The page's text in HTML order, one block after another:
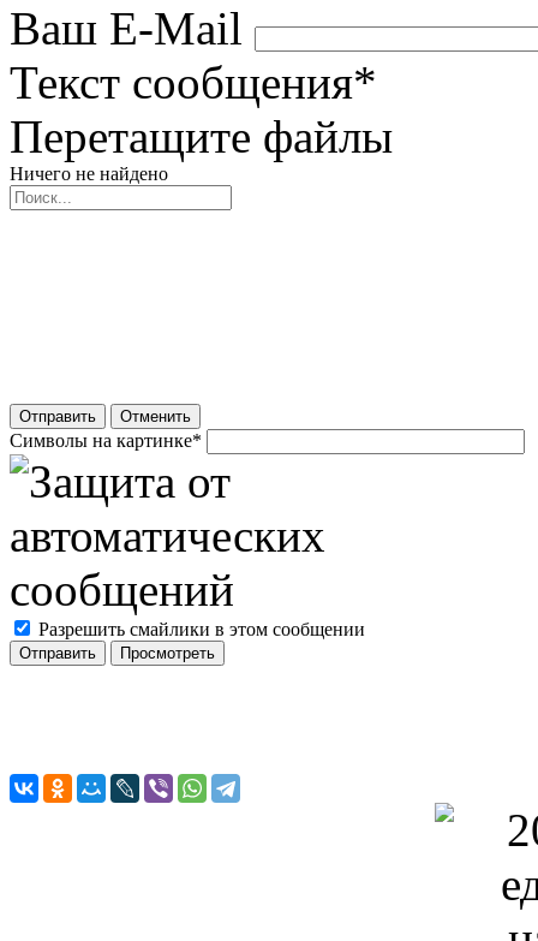
Ваш E-Mail
Текст сообщения*
Перетащите файлы
Ничего не найдено
Отправить Отменить
Символы на картинке*
Разрешить смайлики в этом сообщении